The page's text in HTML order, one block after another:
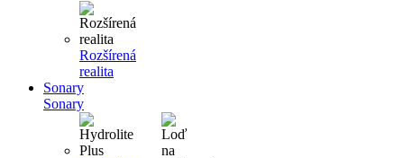
Rozšírená
realita
Sonary
Sonary